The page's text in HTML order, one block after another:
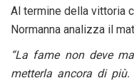
Al termine della vittoria
Normanna analizza il
“La fame non deve
metterla ancora di